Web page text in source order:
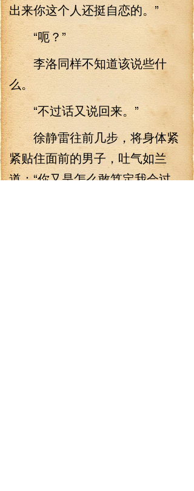
出来你这个人还挺自恋的。”
“呃？”
李洛同样不知道该说些什
么。
“不过话又说回来。”
徐静雷往前几步，将身体紧
紧贴住面前的男子，吐气如兰
道：“你又是怎么敢笃定我会过